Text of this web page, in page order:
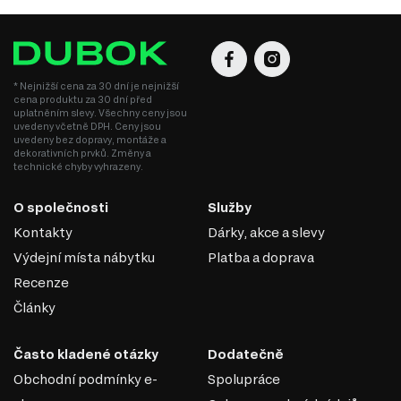
výrobu nábytku v různých stylech.
průmyslu, které využívá sklo jako hlavní materiál pro čelní
* Nejnižší cena za 30 dní je nejnižší
cena produktu za 30 dní před
uplatněním slevy. Všechny ceny jsou
uvedeny včetně DPH. Ceny jsou
uvedeny bez dopravy, montáže a
dekorativních prvků. Změny a
technické chyby vyhrazeny.
O společnosti
Kontakty
Výdejní místa nábytku
Recenze
Články
Služby
Dárky, akce a slevy
Platba a doprava
Často kladené otázky
Obchodní podmínky e-
Dodatečně
Spolupráce